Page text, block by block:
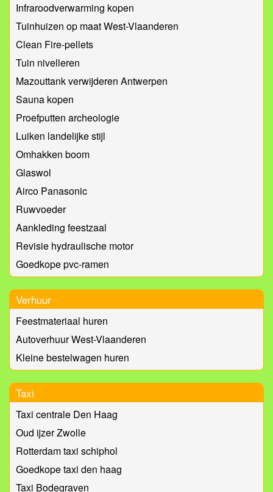
Infraroodverwarming kopen
Tuinhuizen op maat West-Vlaanderen
Clean Fire-pellets
Tuin nivelleren
Mazouttank verwijderen Antwerpen
Sauna kopen
Proefputten archeologie
Luiken landelijke stijl
Omhakken boom
Glaswol
Airco Panasonic
Ruwvoeder
Aankleding feestzaal
Revisie hydraulische motor
Goedkope pvc-ramen
Verhuur
Feestmateriaal huren
Autoverhuur West-Vlaanderen
Kleine bestelwagen huren
Taxi
Taxi centrale Den Haag
Oud ijzer Zwolle
Rotterdam taxi schiphol
Goedkope taxi den haag
Taxi Bodegraven